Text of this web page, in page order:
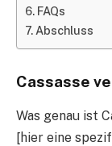
FAQs
Abschluss
Cassasse
Was genau ist
[hier eine